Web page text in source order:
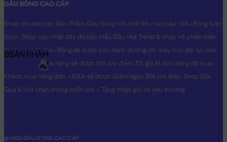
GẤU BÔNG CAO CẤP
Shop chuyên các Sản Phẩm Gấu Bông với chất liệu cao cấp. Gấu Bông luôn
được Shop cập nhật đầy đủ các mẫu Gấu Hot Trend & nhập về phiên bản
Original nhất. Gấu Bông sẽ được bảo hành đường chỉ may trọn đời tại cửa
hàng, Khách mua hàng sẽ được tích lũy điểm 3% giá trị đơn hàng đã mua.
Khách mua hàng đơn >300k sẽ được Giảm ngay 30k phí ship. Shop Gói
Quà & Hút chân không miễn phí + Tặng thiệp gửi lời yêu thương.
@ HKD GẤU BÔNG CAO CẤP
0SẢN PHẨM
0₫